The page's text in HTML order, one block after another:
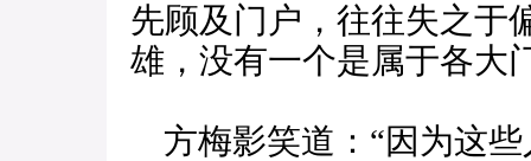
先顾及门户，往往失之于
雄，没有一个是属于各大
方梅影笑道：“因为这